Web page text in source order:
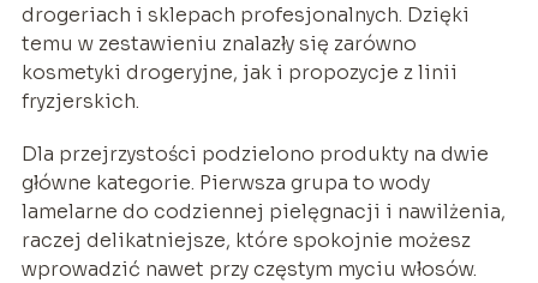
drogeriach i sklepach profesjonalnych. Dzięki
temu w zestawieniu znalazły się zarówno
kosmetyki drogeryjne, jak i propozycje z linii
fryzjerskich.
Dla przejrzystości podzielono produkty na dwie
główne kategorie. Pierwsza grupa to wody
lamelarne do codziennej pielęgnacji i nawilżenia,
raczej delikatniejsze, które spokojnie możesz
wprowadzić nawet przy częstym myciu włosów.